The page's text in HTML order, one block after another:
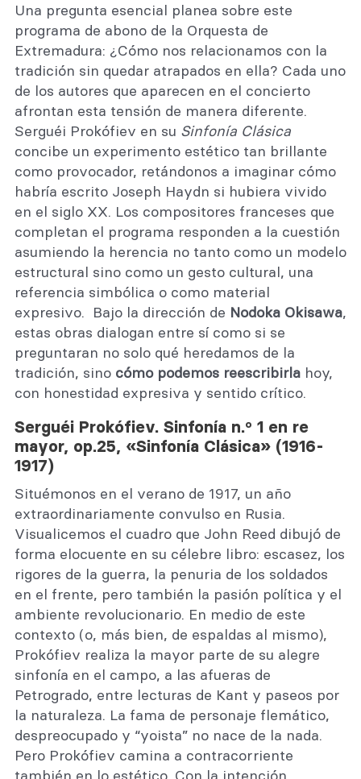
Una pregunta esencial planea sobre este
programa de abono de la Orquesta de
Extremadura: ¿Cómo nos relacionamos con la
tradición sin quedar atrapados en ella? Cada uno
de los autores que aparecen en el concierto
afrontan esta tensión de manera diferente.
Serguéi Prokófiev en su Sinfonía Clásica
concibe un experimento estético tan brillante
como provocador, retándonos a imaginar cómo
habría escrito Joseph Haydn si hubiera vivido
en el siglo XX. Los compositores franceses que
completan el programa responden a la cuestión
asumiendo la herencia no tanto como un modelo
estructural sino como un gesto cultural, una
referencia simbólica o como material
expresivo. Bajo la dirección de Nodoka Okisawa,
estas obras dialogan entre sí como si se
preguntaran no solo qué heredamos de la
tradición, sino cómo podemos reescribirla hoy,
con honestidad expresiva y sentido crítico.
Serguéi Prokófiev. Sinfonía n.º 1 en re
mayor, op.25, «Sinfonía Clásica» (1916-
1917)
Situémonos en el verano de 1917, un año
extraordinariamente convulso en Rusia.
Visualicemos el cuadro que John Reed dibujó de
forma elocuente en su célebre libro: escasez, los
rigores de la guerra, la penuria de los soldados
en el frente, pero también la pasión política y el
ambiente revolucionario. En medio de este
contexto (o, más bien, de espaldas al mismo),
Prokófiev realiza la mayor parte de su alegre
sinfonía en el campo, a las afueras de
Petrogrado, entre lecturas de Kant y paseos por
la naturaleza. La fama de personaje flemático,
despreocupado y “yoista” no nace de la nada.
Pero Prokófiev camina a contracorriente